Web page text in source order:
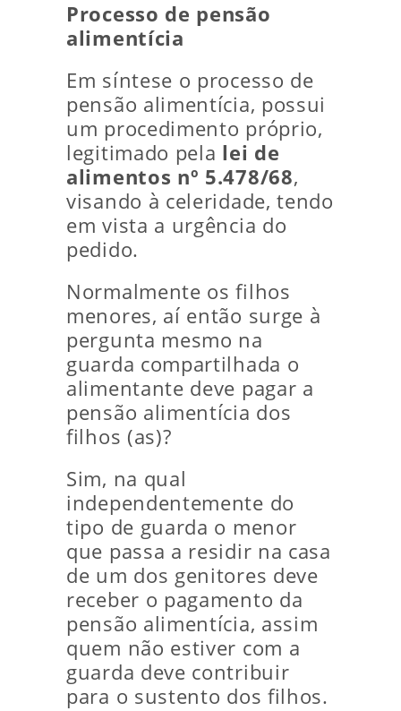
Processo de pensão
alimentícia
Em síntese o processo de
pensão alimentícia, possui
um procedimento próprio,
legitimado pela lei de
alimentos nº 5.478/68,
visando à celeridade, tendo
em vista a urgência do
pedido.
Normalmente os filhos
menores, aí então surge à
pergunta mesmo na
guarda compartilhada o
alimentante deve pagar a
pensão alimentícia dos
filhos (as)?
Sim, na qual
independentemente do
tipo de guarda o menor
que passa a residir na casa
de um dos genitores deve
receber o pagamento da
pensão alimentícia, assim
quem não estiver com a
guarda deve contribuir
para o sustento dos filhos.